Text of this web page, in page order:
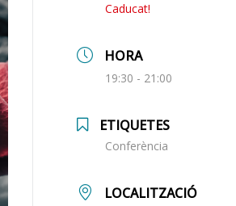
Caducat!
HORA
19:30 - 21:00
ETIQUETES
Conferència
LOCALITZACIÓ